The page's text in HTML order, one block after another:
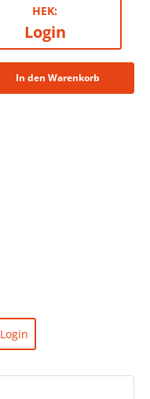
HEK:
Login
In den Warenkorb
Login